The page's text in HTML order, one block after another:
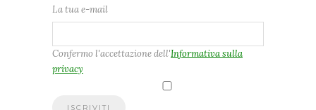
La tua e-mail
Confermo l'accettazione dell'Informativa sulla
privacy